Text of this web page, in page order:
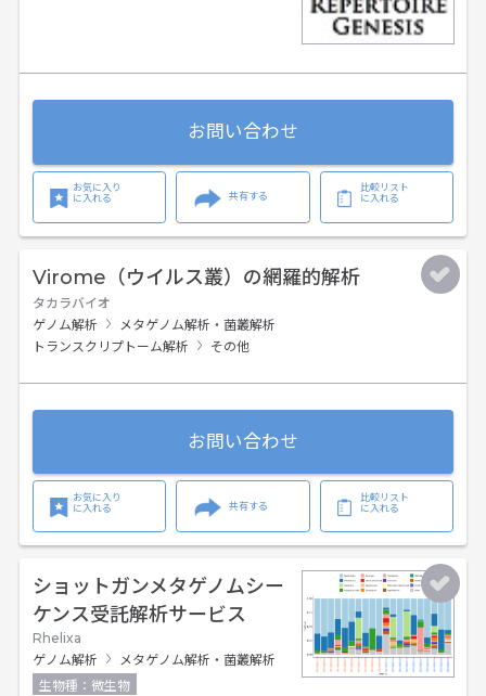
お問い合わせ
お気に入り
に入れる
共有する
比較リスト
に入れる
Virome（ウイルス叢）の網羅的解析
タカラバイオ
ゲノム解析
メタゲノム解析・菌叢解析
トランスクリプトーム解析
その他
お問い合わせ
お気に入り
に入れる
共有する
比較リスト
に入れる
ショットガンメタゲノムシー
ケンス受託解析サービス
Rhelixa
ゲノム解析
メタゲノム解析・菌叢解析
生物種：微生物